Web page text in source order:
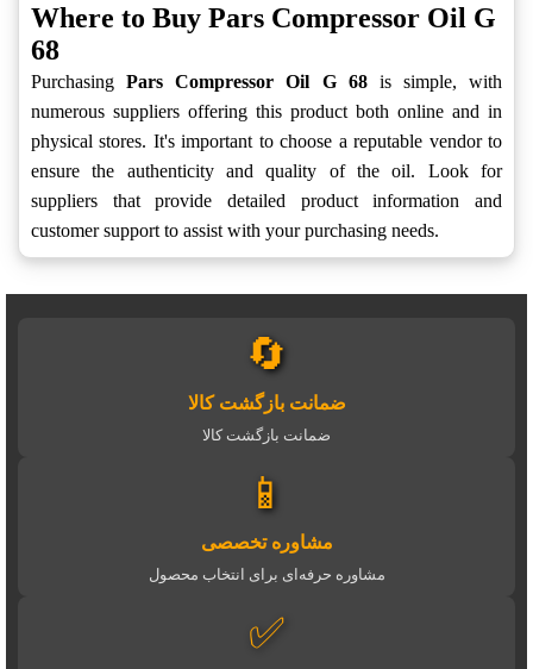
Where to Buy Pars Compressor Oil G
68
PurchasingPars Compressor Oil G 68is simple, with
numerous suppliers offering this product both online and in
physical stores. It's important to choose a reputable vendor to
ensure the authenticity and quality of the oil. Look for
suppliers that provide detailed product information and
customer support to assist with your purchasing needs.
🔄
ضمانت بازگشت کالا
ضمانت بازگشت کالا
📱
مشاوره تخصصی
مشاوره حرفه‌ای برای انتخاب محصول
✅